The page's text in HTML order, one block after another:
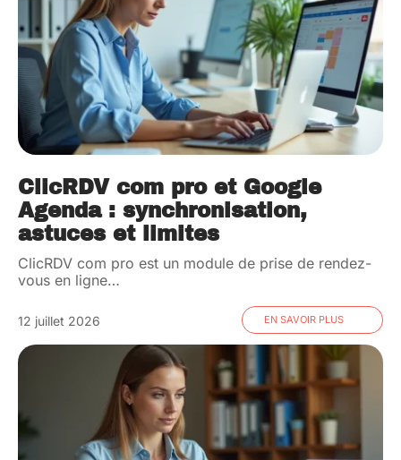
ClicRDV com pro et Google
Agenda : synchronisation,
astuces et limites
ClicRDV com pro est un module de prise de rendez-
vous en ligne…
12 juillet 2026 EN SAVOIR PLUS